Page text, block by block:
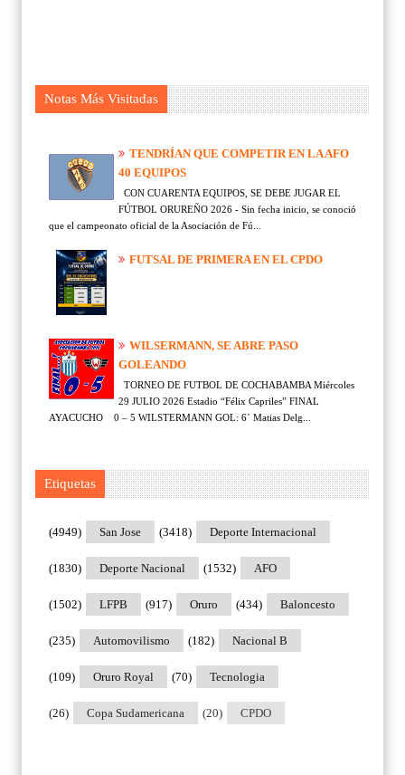
Notas Más Visitadas
TENDRÍAN QUE COMPETIR EN LA AFO
40 EQUIPOS
CON CUARENTA EQUIPOS, SE DEBE JUGAR EL
FÚTBOL ORUREÑO 2026 - Sin fecha inicio, se conoció
que el campeonato oficial de la Asociación de Fú...
FUTSAL DE PRIMERA EN EL CPDO
WILSERMANN, SE ABRE PASO
GOLEANDO
TORNEO DE FUTBOL DE COCHABAMBA Miércoles
29 JULIO 2026 Estadio “Félix Capriles” FINAL
AYACUCHO 0 – 5 WILSTERMANN GOL: 6´ Matias Delg...
Etiquetas
San Jose
(4949) Deporte Internacional
(3418)
Deporte Nacional
(1830) AFO
(1532)
LFPB
(1502) Oruro
(917) Baloncesto
(434)
Automovilismo
(235) Nacional B
(182)
Oruro Royal
(109) Tecnologia
(70)
Copa Sudamericana
(26) CPDO
(20)